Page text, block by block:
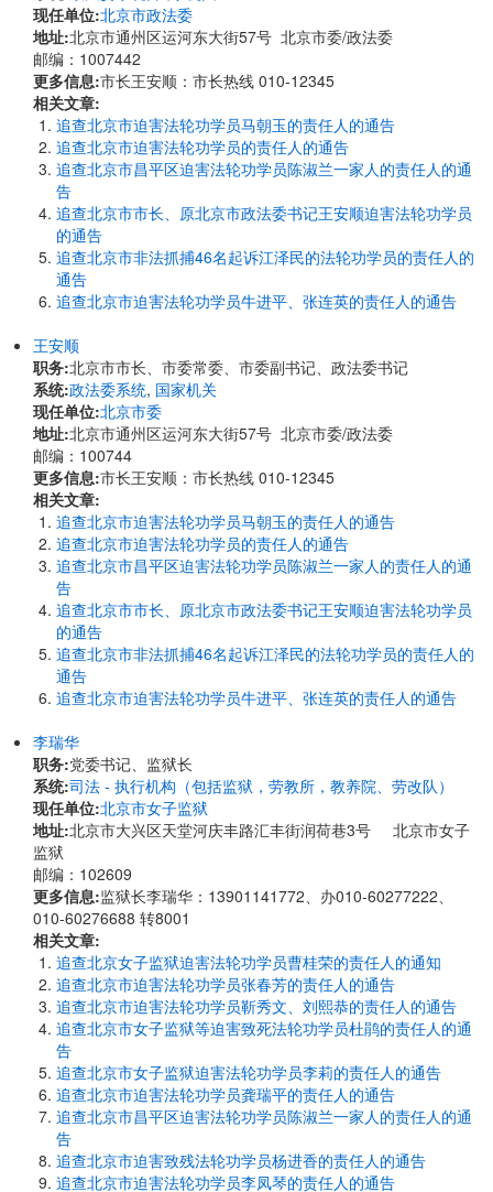
现任单位:北京市政法委
地址:北京市通州区运河东大街57号 北京市委/政法委
邮编：1007442
更多信息:市长王安顺：市长热线 010-12345
相关文章:
追查北京市迫害法轮功学员马朝玉的责任人的通告
追查北京市迫害法轮功学员的责任人的通告
追查北京市昌平区迫害法轮功学员陈淑兰一家人的责任人的通
告
追查北京市市长、原北京市政法委书记王安顺迫害法轮功学员
的通告
追查北京市非法抓捕46名起诉江泽民的法轮功学员的责任人的
通告
追查北京市迫害法轮功学员牛进平、张连英的责任人的通告
王安顺
职务:北京市市长、市委常委、市委副书记、政法委书记
系统:政法委系统, 国家机关
现任单位:北京市委
地址:北京市通州区运河东大街57号 北京市委/政法委
邮编：100744
更多信息:市长王安顺：市长热线 010-12345
相关文章:
追查北京市迫害法轮功学员马朝玉的责任人的通告
追查北京市迫害法轮功学员的责任人的通告
追查北京市昌平区迫害法轮功学员陈淑兰一家人的责任人的通
告
追查北京市市长、原北京市政法委书记王安顺迫害法轮功学员
的通告
追查北京市非法抓捕46名起诉江泽民的法轮功学员的责任人的
通告
追查北京市迫害法轮功学员牛进平、张连英的责任人的通告
李瑞华
职务:党委书记、监狱长
系统:司法 - 执行机构（包括监狱，劳教所，教养院、劳改队）
现任单位:北京市女子监狱
地址:北京市大兴区天堂河庆丰路汇丰街润荷巷3号 北京市女子
监狱
邮编：102609
更多信息:监狱长李瑞华：13901141772、办010-60277222、
010-60276688 转8001
相关文章:
追查北京女子监狱迫害法轮功学员曹桂荣的责任人的通知
追查北京市迫害法轮功学员张春芳的责任人的通告
追查北京市迫害法轮功学员靳秀文、刘熙恭的责任人的通告
追查北京市女子监狱等迫害致死法轮功学员杜鹃的责任人的通
告
追查北京市女子监狱迫害法轮功学员李莉的责任人的通告
追查北京市迫害法轮功学员龚瑞平的责任人的通告
追查北京市昌平区迫害法轮功学员陈淑兰一家人的责任人的通
告
追查北京市迫害致残法轮功学员杨进香的责任人的通告
追查北京市迫害法轮功学员李凤琴的责任人的通告